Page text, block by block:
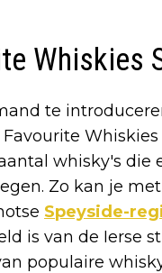
Whiskies
te
whisky's die
Zo kan je
Speyside-
is van de Ierse
populaire